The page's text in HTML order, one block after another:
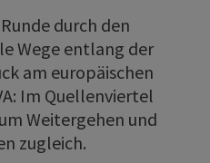
durch den
Wege entlang der
am europäischen
Im Quellenviertel
Weitergehen und
zugleich.